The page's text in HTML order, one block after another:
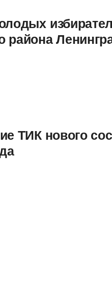
района
ТИК нового